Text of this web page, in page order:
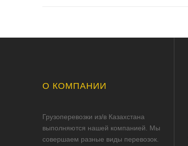
О КОМПАНИИ
Грузоперевозки из/в Казахстана
выполняются нашей компанией. Мы
совершаем разные виды перевозок.